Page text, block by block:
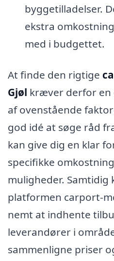
byggetilladelser.
ekstra
med i budgettet.
At finde den rigtige
Gjøl kræver derfor en
af ovenstående
god idé at søge råd
kan give dig en klar
specifikke
muligheder. Samtidig
platformen carport-
nemt at indhente
leverandører i
sammenligne priser